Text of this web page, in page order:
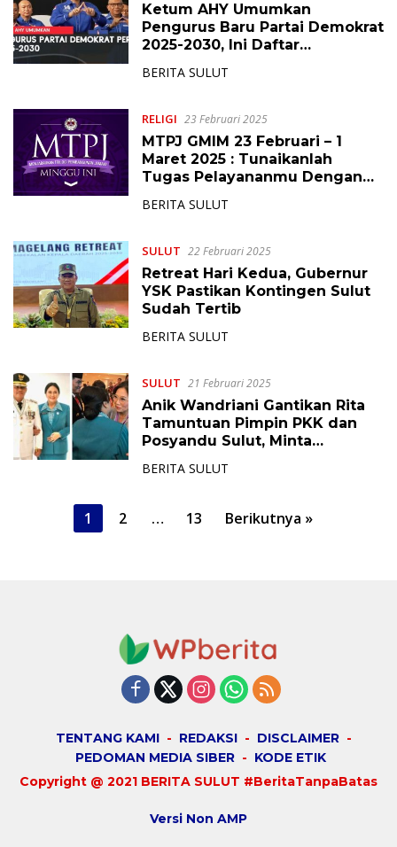
Ketum AHY Umumkan
Pengurus Baru Partai Demokrat
2025-2030, Ini Daftar
BERITA SULUT
RELIGI 23 Februari 2025
MTPJ GMIM 23 Februari – 1
Maret 2025 : Tunaikanlah
Tugas Pelayananmu Dengan
BERITA SULUT
SULUT 22 Februari 2025
Retreat Hari Kedua, Gubernur
YSK Pastikan Kontingen Sulut
Sudah Tertib
BERITA SULUT
SULUT 21 Februari 2025
Anik Wandriani Gantikan Rita
Tamuntuan Pimpin PKK dan
Posyandu Sulut, Minta
BERITA SULUT
1 2 … 13 Berikutnya »
TENTANG KAMI REDAKSI
DISCLAIMER
PEDOMAN MEDIA SIBER
KODE ETIK
Copyright @ 2021 BERITA SULUT #BeritaTanpaBatas
Versi Non AMP